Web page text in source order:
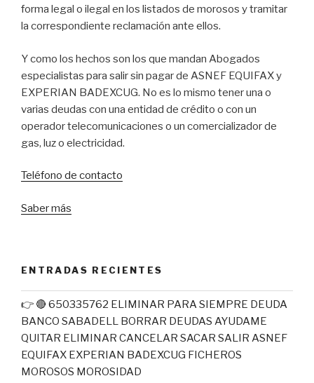
forma legal o ilegal en los listados de morosos y tramitar
la correspondiente reclamación ante ellos.
Y como los hechos son los que mandan Abogados
especialistas para salir sin pagar de ASNEF EQUIFAX y
EXPERIAN BADEXCUG. No es lo mismo tener una o
varias deudas con una entidad de crédito o con un
operador telecomunicaciones o un comercializador de
gas, luz o electricidad.
Teléfono de contacto
Saber más
ENTRADAS RECIENTES
👉 🔴 650335762 ELIMINAR PARA SIEMPRE DEUDA
BANCO SABADELL BORRAR DEUDAS AYUDAME
QUITAR ELIMINAR CANCELAR SACAR SALIR ASNEF
EQUIFAX EXPERIAN BADEXCUG FICHEROS
MOROSOS MOROSIDAD